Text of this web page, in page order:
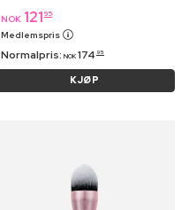
NOK 121 95
Medlemspris
Normalpris: NOK 174 95
KJØP